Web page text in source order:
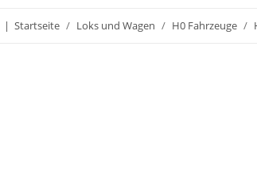
Startseite Loks und Wagen H0 Fahrzeuge